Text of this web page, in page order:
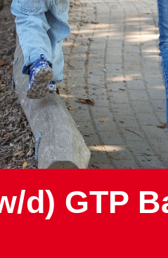
d) GTP